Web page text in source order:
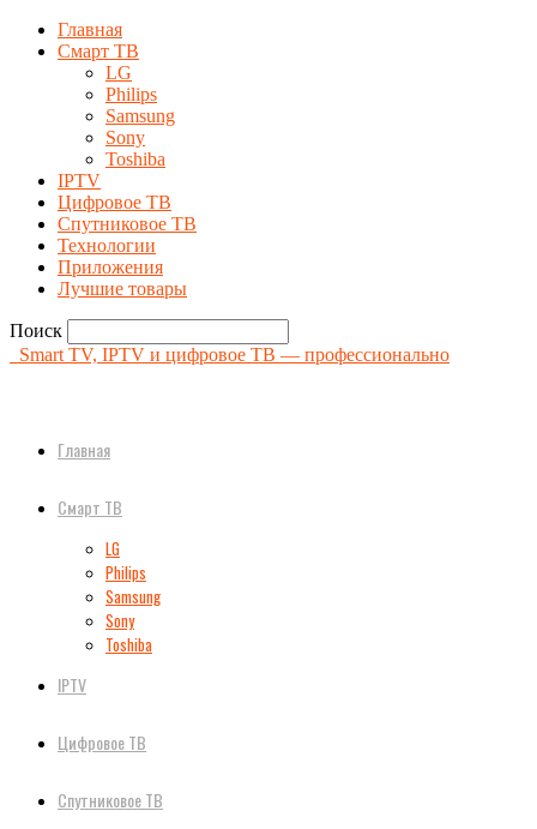
Главная
Смарт ТВ
LG
Philips
Samsung
Sony
Toshiba
IPTV
Цифровое ТВ
Спутниковое ТВ
Технологии
Приложения
Лучшие товары
Поиск
Smart TV, IPTV и цифровое ТВ — профессионально
Главная
Смарт ТВ
LG
Philips
Samsung
Sony
Toshiba
IPTV
Цифровое ТВ
Спутниковое ТВ